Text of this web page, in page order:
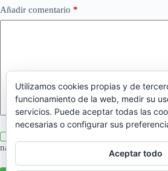
Añadir comentario *
navegador para la próxima vez que comente.
Utilizamos cookies propias y de
funcionamiento de la web, medir su
servicios. Puede aceptar todas las
necesarias o configurar sus
Aceptar todo